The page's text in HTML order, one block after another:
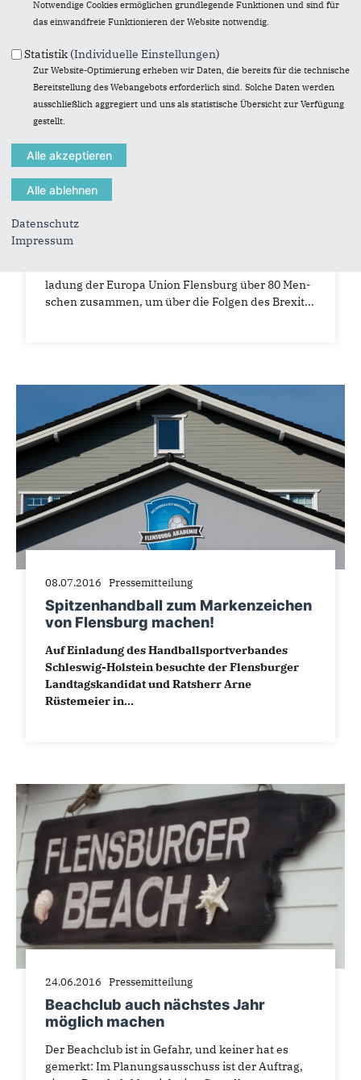
27.07.2016
Wie geht es weiter nach dem Brexit?
la­dung der Eu­ropa Union Flens­burg über 80 Men­
schen zu­sam­men, um über die Fol­gen des Brexit...
08.07.2016 Pressemitteilung
Spitzenhandball zum Markenzeichen
von Flensburg machen!
Auf Einladung des Handballsportverbandes
Schleswig-Holstein besuchte der Flensburger
Landtagskandidat und Ratsherr Arne
Rüstemeier in...
24.06.2016 Pressemitteilung
Beachclub auch nächstes Jahr
möglich machen
Der Beachclub ist in Gefahr, und keiner hat es
gemerkt: Im Planungsausschuss ist der Auftrag,
Notwendige Cookies ermöglichen grundlegende Funktionen und sind für
das einwandfreie Funktionieren der Website notwendig.
Statistik (Individuelle Einstellungen)
Zur Website-Optimierung erheben wir Daten, die bereits für die technische
Bereitstellung des Webangebots erforderlich sind. Solche Daten werden
ausschließlich aggregiert und uns als statistische Übersicht zur Verfügung
gestellt.
Datenschutz
Impressum